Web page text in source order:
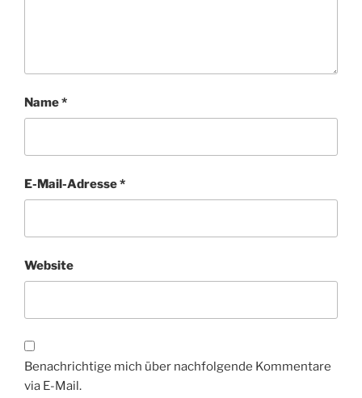
Name*
E-Mail-Adresse*
Website
Benachrichtige mich über nachfolgende Kommentare
via E-Mail.